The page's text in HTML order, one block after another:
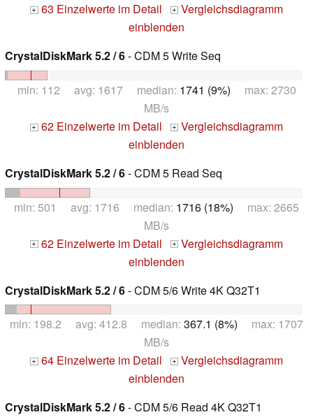
+ 63 Einzelwerte im Detail +
Vergleichsdiagramm
einblenden
CrystalDiskMark 5.2 / 6- CDM 5 Write Seq
min: 112 avg: 1617 median: 1741 (9%) max: 2730
MB/s
+ 62 Einzelwerte im Detail +
Vergleichsdiagramm
einblenden
CrystalDiskMark 5.2 / 6- CDM 5 Read Seq
min: 501 avg: 1716 median: 1716 (18%) max: 2665
MB/s
+ 62 Einzelwerte im Detail +
Vergleichsdiagramm
einblenden
CrystalDiskMark 5.2 / 6- CDM 5/6 Write 4K Q32T1
min: 198.2 avg: 412.8 median: 367.1 (8%) max: 1707
MB/s
+ 64 Einzelwerte im Detail +
Vergleichsdiagramm
einblenden
CrystalDiskMark 5.2 / 6- CDM 5/6 Read 4K Q32T1